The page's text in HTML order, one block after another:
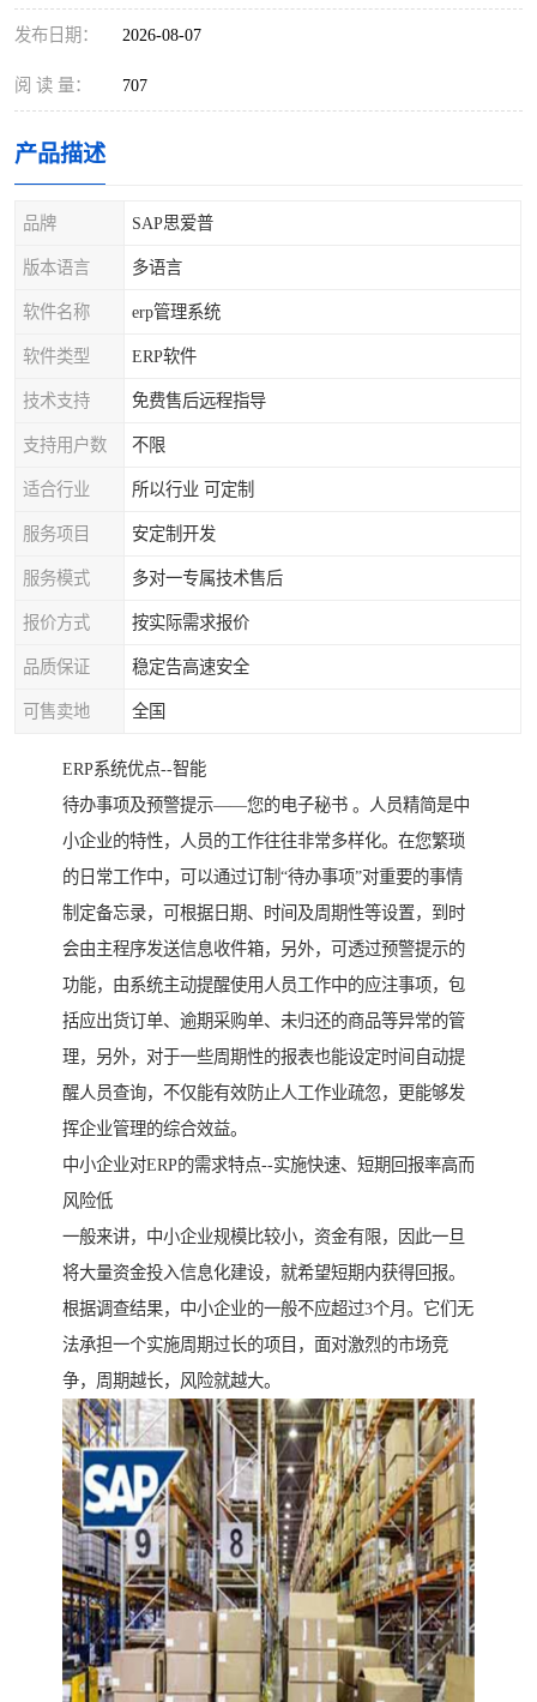
发布日期： 2026-08-07
阅 读 量： 707
产品描述
品牌 SAP思爱普
版本语言 多语言
软件名称 erp管理系统
软件类型 ERP软件
技术支持 免费售后远程指导
支持用户数 不限
适合行业 所以行业 可定制
服务项目 安定制开发
服务模式 多对一专属技术售后
报价方式 按实际需求报价
品质保证 稳定告高速安全
可售卖地 全国
ERP系统优点--智能
待办事项及预警提示――您的电子秘书 。人员精简是中
小企业的特性，人员的工作往往非常多样化。在您繁琐
的日常工作中，可以通过订制“待办事项”对重要的事情
制定备忘录，可根据日期、时间及周期性等设置，到时
会由主程序发送信息收件箱，另外，可透过预警提示的
功能，由系统主动提醒使用人员工作中的应注事项，包
括应出货订单、逾期采购单、未归还的商品等异常的管
理，另外，对于一些周期性的报表也能设定时间自动提
醒人员查询，不仅能有效防止人工作业疏忽，更能够发
挥企业管理的综合效益。
中小企业对ERP的需求特点--实施快速、短期回报率高而
风险低
一般来讲，中小企业规模比较小，资金有限，因此一旦
将大量资金投入信息化建设，就希望短期内获得回报。
根据调查结果，中小企业的一般不应超过3个月。它们无
法承担一个实施周期过长的项目，面对激烈的市场竞
争，周期越长，风险就越大。